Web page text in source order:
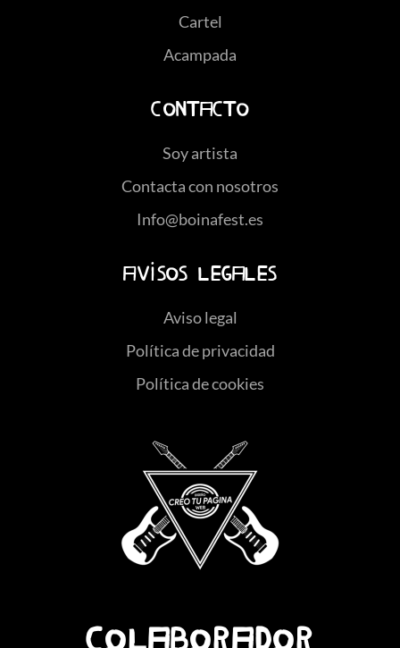
Cartel
Acampada
Contacto
Soy artista
Contacta con nosotros
Info@boinafest.es
Avisos legales
Aviso legal
Política de privacidad
Política de cookies